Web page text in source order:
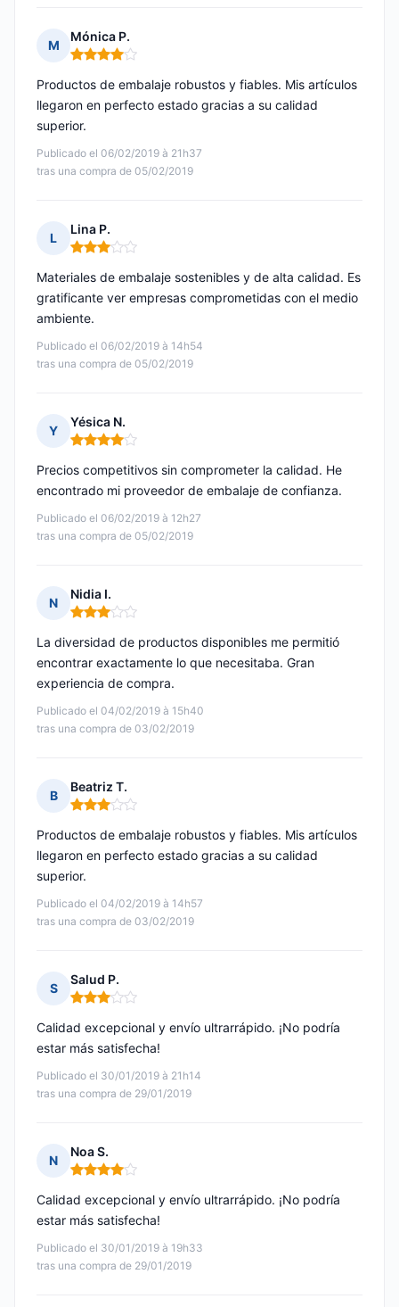
M
Mónica P.
Nota: 4 de 5
Publicado el 06/02/2019 à 21h37
tras una compra de 05/02/2019
Productos de embalaje robustos y fiables. Mis artículos
llegaron en perfecto estado gracias a su calidad
superior.
L
Lina P.
Nota: 3 de 5
Publicado el 06/02/2019 à 14h54
tras una compra de 05/02/2019
Materiales de embalaje sostenibles y de alta calidad. Es
gratificante ver empresas comprometidas con el medio
ambiente.
Y
Yésica N.
Nota: 4 de 5
Publicado el 06/02/2019 à 12h27
tras una compra de 05/02/2019
Precios competitivos sin comprometer la calidad. He
encontrado mi proveedor de embalaje de confianza.
N
Nidia I.
Nota: 3 de 5
Publicado el 04/02/2019 à 15h40
tras una compra de 03/02/2019
La diversidad de productos disponibles me permitió
encontrar exactamente lo que necesitaba. Gran
experiencia de compra.
B
Beatriz T.
Nota: 3 de 5
Publicado el 04/02/2019 à 14h57
tras una compra de 03/02/2019
Productos de embalaje robustos y fiables. Mis artículos
llegaron en perfecto estado gracias a su calidad
superior.
S
Salud P.
Nota: 3 de 5
Publicado el 30/01/2019 à 21h14
tras una compra de 29/01/2019
Calidad excepcional y envío ultrarrápido. ¡No podría
estar más satisfecha!
N
Noa S.
Nota: 4 de 5
Publicado el 30/01/2019 à 19h33
tras una compra de 29/01/2019
Calidad excepcional y envío ultrarrápido. ¡No podría
estar más satisfecha!